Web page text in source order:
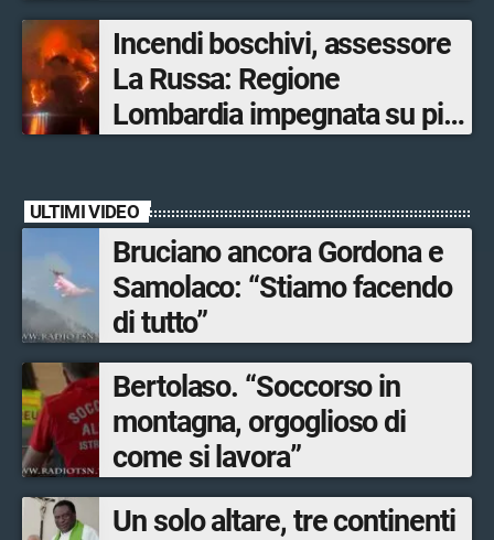
escursionisti in difficoltà
Incendi boschivi, assessore
La Russa: Regione
Lombardia impegnata su più
Sondrio, Milano e Como
ULTIMI VIDEO
Bruciano ancora Gordona e
Samolaco: “Stiamo facendo
di tutto”
Bertolaso. “Soccorso in
montagna, orgoglioso di
come si lavora”
Un solo altare, tre continenti